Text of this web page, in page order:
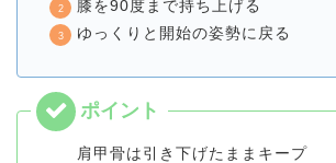
膝を90度まで持ち上げる
ゆっくりと開始の姿勢に戻る
肩甲骨は引き下げたままキープ